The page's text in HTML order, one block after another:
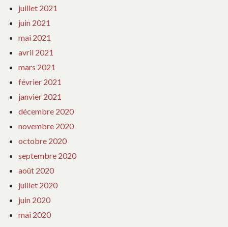
juillet 2021
juin 2021
mai 2021
avril 2021
mars 2021
février 2021
janvier 2021
décembre 2020
novembre 2020
octobre 2020
septembre 2020
août 2020
juillet 2020
juin 2020
mai 2020